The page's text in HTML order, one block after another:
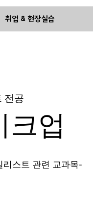
취업 & 현장실습
전공
크업
리스트 관련 교과목-